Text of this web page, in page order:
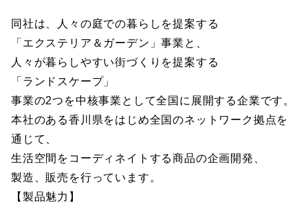
同社は、人々の庭での暮らしを提案する
「エクステリア＆ガーデン」事業と、
人々が暮らしやすい街づくりを提案する
「ランドスケープ」
事業の2つを中核事業として全国に展開する企業です。
本社のある香川県をはじめ全国のネットワーク拠点を
通じて、
生活空間をコーディネイトする商品の企画開発、
製造、販売を行っています。
【製品魅力】